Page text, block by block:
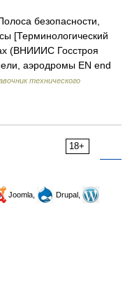
безопасности,
[Терминологический
(ВНИИИС Госстроя
аэродромы EN end
технического
18+
Joomla,
Drupal,